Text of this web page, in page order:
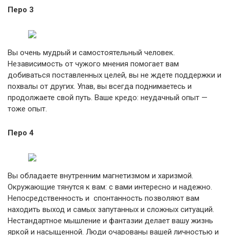
Перо 3
Вы очень мудрый и самостоятельный человек.
Независимость от чужого мнения помогает вам
добиваться поставленных целей, вы не ждете поддержки и
похвалы от других. Упав, вы всегда поднимаетесь и
продолжаете свой путь. Ваше кредо: неудачный опыт —
тоже опыт.
Перо 4
Вы обладаете внутренним магнетизмом и харизмой.
Окружающие тянутся к вам: с вами интересно и надежно.
Непосредственность и спонтанность позволяют вам
находить выход и самых запутанных и сложных ситуаций.
Нестандартное мышление и фантазии делает вашу жизнь
яркой и насыщенной. Люди очарованы вашей личностью и